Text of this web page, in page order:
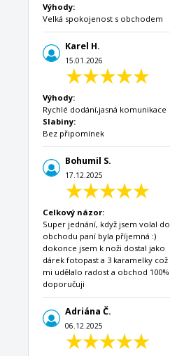
Výhody:
Velká spokojenost s obchodem
Karel H.
15.01.2026
Výhody:
Rychlé dodání,jasná komunikace
Slabiny:
Bez připomínek
Bohumil S.
17.12.2025
Celkový názor:
Super jednání, když jsem volal do
obchodu paní byla příjemná :)
dokonce jsem k noži dostal jako
dárek fotopast a 3 karamelky což
mi udělalo radost a obchod 100%
doporučuji
Adriána Č.
06.12.2025